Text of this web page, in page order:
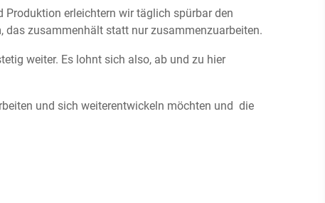
Produktion erleichtern wir täglich spürbar den
das zusammenhält statt nur zusammenzuarbeiten.
weiter. Es lohnt sich also, ab und zu hier
und sich weiterentwickeln möchten und die